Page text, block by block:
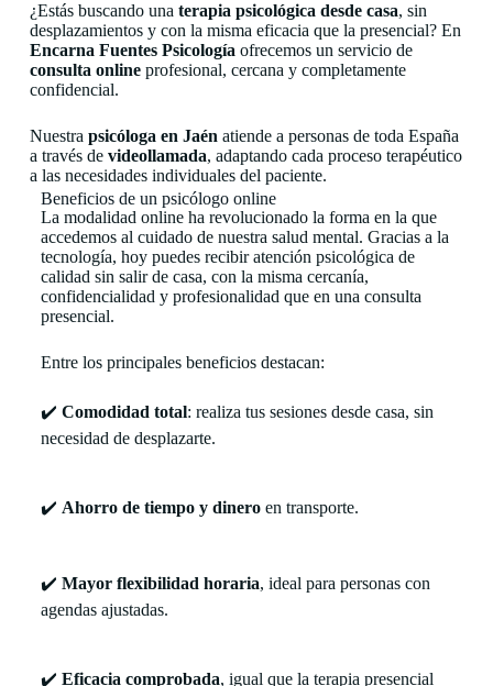
¿Estás buscando una terapia psicológica desde casa, sin
desplazamientos y con la misma eficacia que la presencial? En
Encarna Fuentes Psicología ofrecemos un servicio de
consulta onlineprofesional, cercana y completamente
confidencial.
Nuestra psicóloga en Jaén atiende a personas de toda España
a través de videollamada, adaptando cada proceso terapéutico
a las necesidades individuales del paciente.
Beneficios de un psicólogo online
La modalidad online ha revolucionado la forma en la que
accedemos al cuidado de nuestra salud mental. Gracias a la
tecnología, hoy puedes recibir atención psicológica de
calidad sin salir de casa, con la misma cercanía,
confidencialidad y profesionalidad que en una consulta
presencial.
Entre los principales beneficios destacan:
✔️ Comodidad total: realiza tus sesiones desde casa, sin
necesidad de desplazarte.
✔️ Ahorro de tiempo y dineroen transporte.
✔️ Mayor flexibilidad horaria, ideal para personas con
agendas ajustadas.
✔️ Eficacia comprobada, igual que la terapia presencial